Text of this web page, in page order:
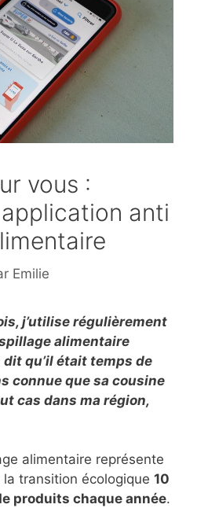
vous :
anti
Emilie
j’utilise régulièrement
alimentaire
qu’il était temps de
connue que sa cousine
cas dans ma région,
alimentaire représente
transition écologique 10
produits chaque année.